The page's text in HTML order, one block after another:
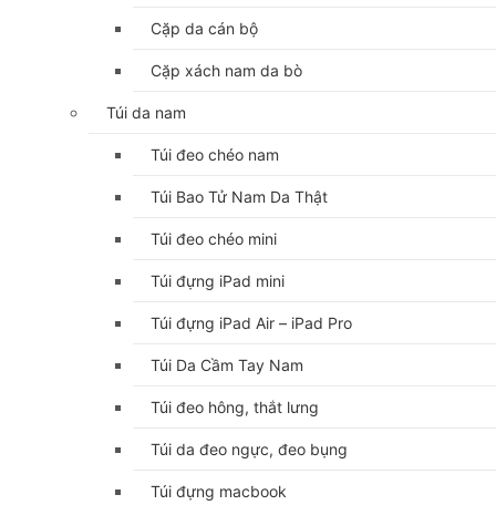
Cặp da cán bộ
Cặp xách nam da bò
Túi da nam
Túi đeo chéo nam
Túi Bao Tử Nam Da Thật
Túi đeo chéo mini
Túi đựng iPad mini
Túi đựng iPad Air – iPad Pro
Túi Da Cầm Tay Nam
Túi đeo hông, thắt lưng
Túi da đeo ngực, đeo bụng
Túi đựng macbook